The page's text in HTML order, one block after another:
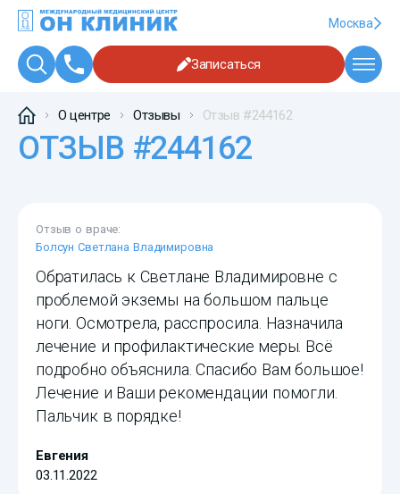
Москва
Записаться
О центре Отзывы Отзыв #244162
ОТЗЫВ #244162
Отзыв о враче:
Болсун Светлана Владимировна
Обратилась к Светлане Владимировне с
проблемой экземы на большом пальце
ноги. Осмотрела, расспросила. Назначила
лечение и профилактические меры. Всё
подробно объяснила. Спасибо Вам большое!
Лечение и Ваши рекомендации помогли.
Пальчик в порядке!
Евгения
03.11.2022